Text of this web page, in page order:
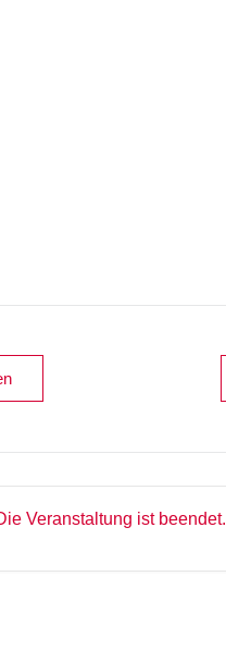
Veranstaltung ist beendet.